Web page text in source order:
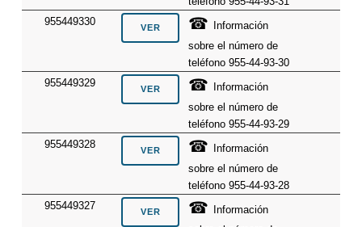
955449330
☎ Información
sobre el número de
teléfono 955-44-93-30
955449329
☎ Información
sobre el número de
teléfono 955-44-93-29
955449328
☎ Información
sobre el número de
teléfono 955-44-93-28
955449327
☎ Información